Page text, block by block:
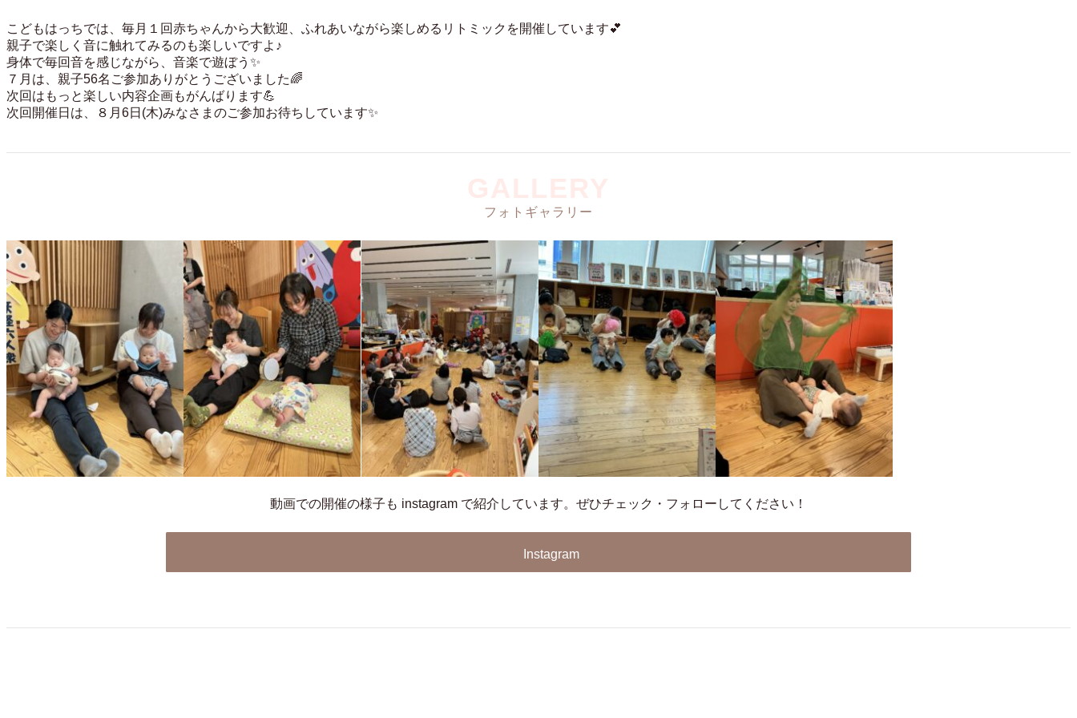
こどもはっちでは、毎月１回赤ちゃんから大歓迎、ふれあいながら楽しめるリトミックを開催しています💕
親子で楽しく音に触れてみるのも楽しいですよ♪
身体で毎回音を感じながら、音楽で遊ぼう✨
７月は、親子56名ご参加ありがとうございました🌈
次回はもっと楽しい内容企画もがんばります💪
次回開催日は、８月6日(木)みなさまのご参加お待ちしています✨
フォトギャラリー
動画での開催の様子も instagram で紹介しています。 ぜひチェック・フォローしてください！
Instagram